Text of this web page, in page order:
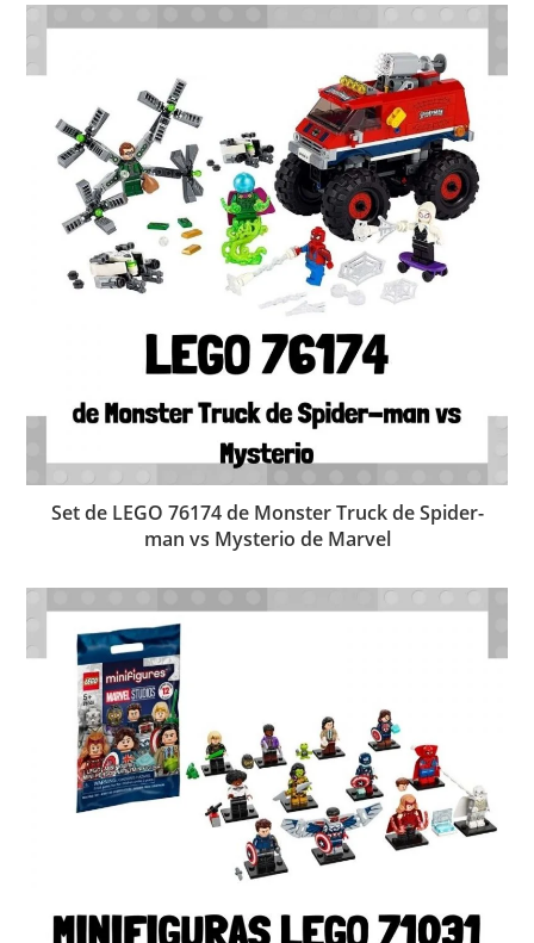
Set de LEGO 76174 de Monster Truck de Spider-
man vs Mysterio de Marvel